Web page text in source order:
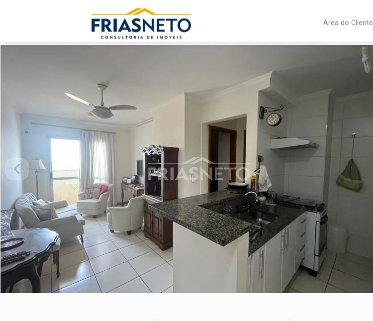
Área do Cliente